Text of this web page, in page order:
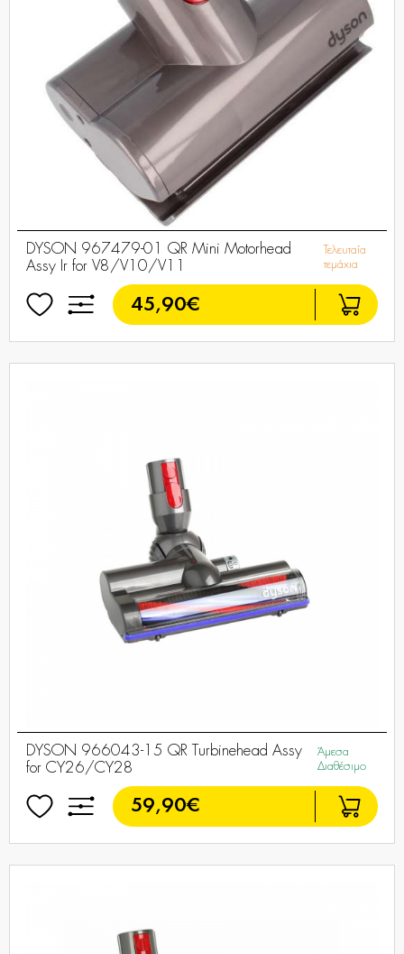
DYSON 967479-01 QR Mini Motorhead
Assy Ir for V8/V10/V11
Τελευταία
τεμάχια
45,90€
DYSON 966043-15 QR Turbinehead Assy
for CY26/CY28
Άμεσα
Διαθέσιμο
59,90€